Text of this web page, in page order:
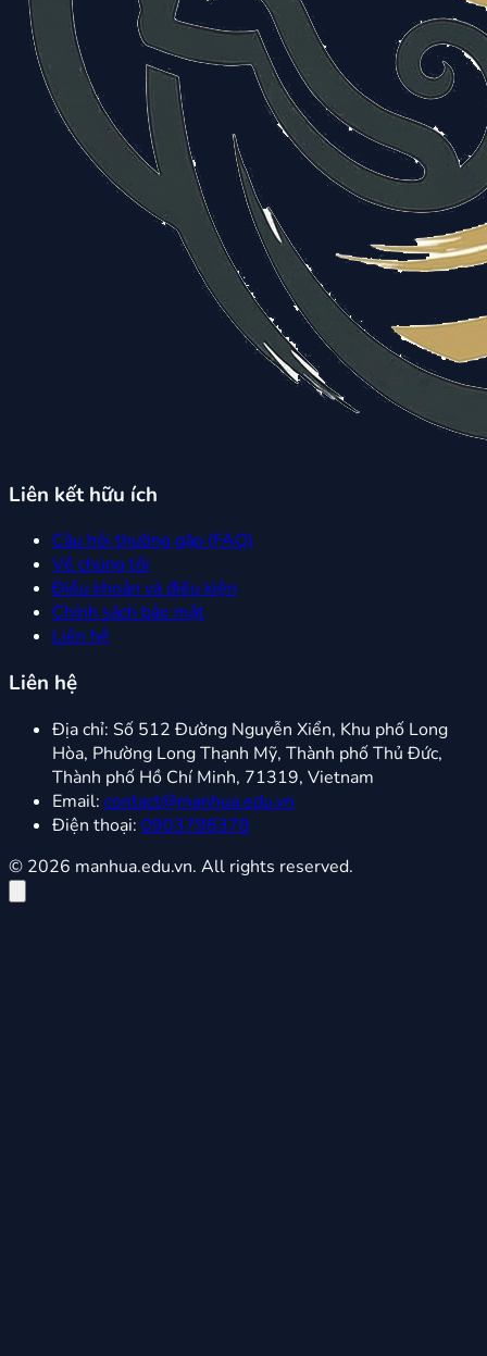
Liên kết hữu ích
Câu hỏi thường gặp (FAQ)
Về chúng tôi
Điều khoản và điều kiện
Chính sách bảo mật
Liên hệ
Liên hệ
Địa chỉ: Số 512 Đường Nguyễn Xiển, Khu phố Long
Hòa, Phường Long Thạnh Mỹ, Thành phố Thủ Đức,
Thành phố Hồ Chí Minh, 71319, Vietnam
Email: contact@manhua.edu.vn
Điện thoại: 0903798378
© 2026 manhua.edu.vn. All rights reserved.